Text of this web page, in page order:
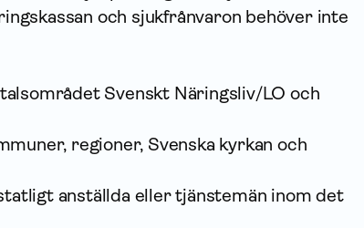
och sjukfrånvaron behöver inte
Svenskt Näringsliv/LO och
regioner, Svenska kyrkan och
anställda eller tjänstemän inom det